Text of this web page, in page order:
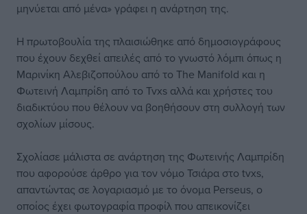
μηνύεται από μένα» γράφει η ανάρτηση της.
Η πρωτοβουλία της πλαισιώθηκε από δημοσιογράφους
που έχουν δεχθεί απειλές από το γνωστό λόμπι όπως η
Μαρινίκη Αλεβιζοπούλου από το The Manifold και η
Φωτεινή Λαμπρίδη από το Tvxs αλλά και χρήστες του
διαδικτύου που θέλουν να βοηθήσουν στη συλλογή των
σχολίων μίσους.
Σχολίασε μάλιστα σε ανάρτηση της Φωτεινής Λαμπρίδη
που αφορούσε άρθρο για τον νόμο Τσιάρα στο tvxs,
απαντώντας σε λογαριασμό με το όνομα Perseus, ο
οποίος έχει φωτογραφία προφίλ που απεικονίζει